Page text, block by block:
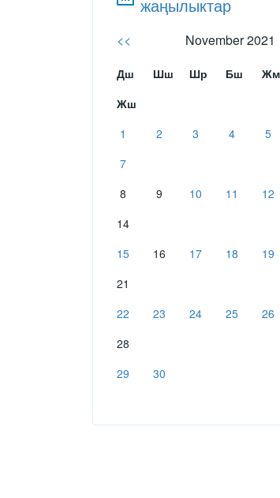
жаңылыктар
<< November 2021
Дш Шш Шр Бш Жм
Жш
1
2 3 4 5
7
8
9 10 11 12
14
15
16 17 18 19
21
22
23 24 25 26
28
29
30